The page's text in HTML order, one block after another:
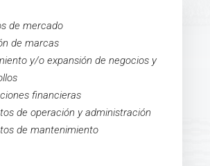
de mercado
de marcas
y/o expansión de negocios y
financieras
de operación y administración
de mantenimiento